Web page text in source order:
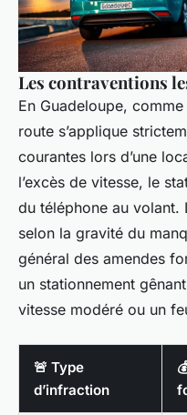
Les contraventions
En Guadeloupe,
route s’applique
courantes lors d’une
l’excès de vitesse, le
du téléphone au volant.
selon la gravité du
général des amendes
un stationnement
vitesse modéré ou un
🚨 Type
d’infraction